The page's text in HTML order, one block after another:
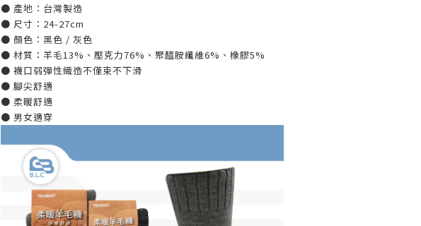
● 產地：台灣製造
● 尺寸：24-27cm
● 顏色：黑色 / 灰色
● 材質：羊毛13%、壓克力76%、聚醯胺纖維6%、橡膠5%
● 襪口弱彈性織造不僅束不下滑
● 腳尖舒適
● 柔暖舒適
● 男女適穿